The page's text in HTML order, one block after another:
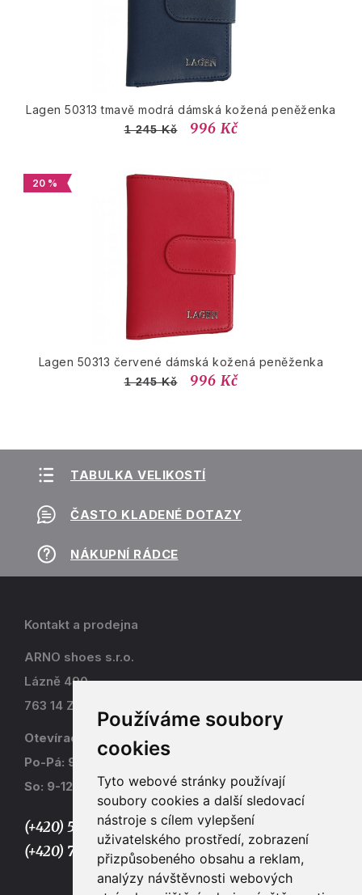
Používáme soubory
cookies
Tyto webové stránky používají
soubory cookies a další sledovací
nástroje s cílem vylepšení
uživatelského prostředí, zobrazení
přizpůsobeného obsahu a reklam,
analýzy návštěvnosti webových
Lagen 50313 tmavě modrá dámská kožená peněženka
1 245 Kč 996 Kč
20 %
Lagen 50313 červené dámská kožená peněženka
1 245 Kč 996 Kč
TABULKA VELIKOSTÍ
ČASTO KLADENÉ DOTAZY
NÁKUPNÍ RÁDCE
Kontakt a prodejna
ARNO shoes s.r.o.
Lázně 490
763 14 Zlín - Kostelec
Otevírací doba
Po-Pá: 9-17
So: 9-12
(+420) 577 915 036,
(+420) 773 667 390